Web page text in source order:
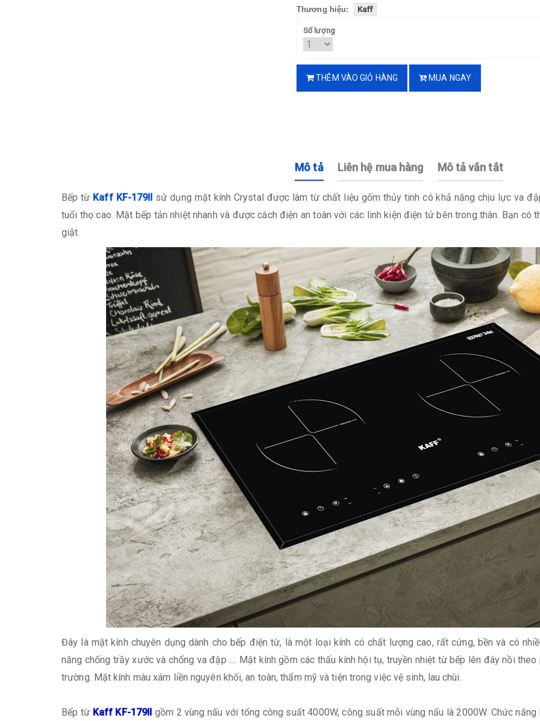
Thương hiệu:
Kaff
Số lượng
THÊM VÀO GIỎ HÀNG MUA NGAY
Mô tả Liên hệ mua hàng Mô tả vắn tắt
Bếp từ Kaff KF-179II sử dụng mặt kính Crystal được làm từ chất liệu gốm thủy tinh có khả năng chịu lực va
tuổi thọ cao. Mặt bếp tản nhiệt nhanh và được cách điện an toàn với các linh kiện điện tử bên trong thân. Bạn có
giật.
Đây là mặt kính chuyên dụng dành cho bếp điện từ, là một loại kính có chất lượng cao, rất cứng, bền và có
năng chống trầy xước và chống va đập .... Mặt kính gồm các thấu kính hội tụ, truyền nhiệt từ bếp lên đáy nồi
trường. Mặt kính màu xám liền nguyên khối, an toàn, thẩm mỹ và tiện trong việc vệ sinh, lau chùi.
Bếp từ Kaff KF-179II gồm 2 vùng nấu với tổng công suất 4000W, công suất mỗi vùng nấu là 2000W. Chức